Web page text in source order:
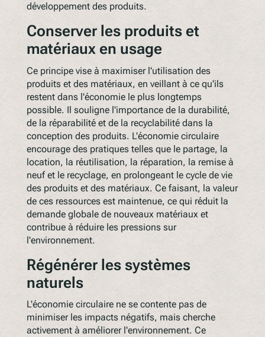
développement des produits.
Conserver les produits et
matériaux en usage
Ce principe vise à maximiser l'utilisation des
produits et des matériaux, en veillant à ce qu'ils
restent dans l'économie le plus longtemps
possible. Il souligne l'importance de la durabilité,
de la réparabilité et de la recyclabilité dans la
conception des produits. L'économie circulaire
encourage des pratiques telles que le partage, la
location, la réutilisation, la réparation, la remise à
neuf et le recyclage, en prolongeant le cycle de vie
des produits et des matériaux. Ce faisant, la valeur
de ces ressources est maintenue, ce qui réduit la
demande globale de nouveaux matériaux et
contribue à réduire les pressions sur
l'environnement.
Régénérer les systèmes
naturels
L'économie circulaire ne se contente pas de
minimiser les impacts négatifs, mais cherche
activement à améliorer l'environnement. Ce